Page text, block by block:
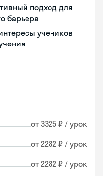
подход для
барьера
учеников
от 3325 ₽ / урок
от 2282 ₽ / урок
от 2282 ₽ / урок